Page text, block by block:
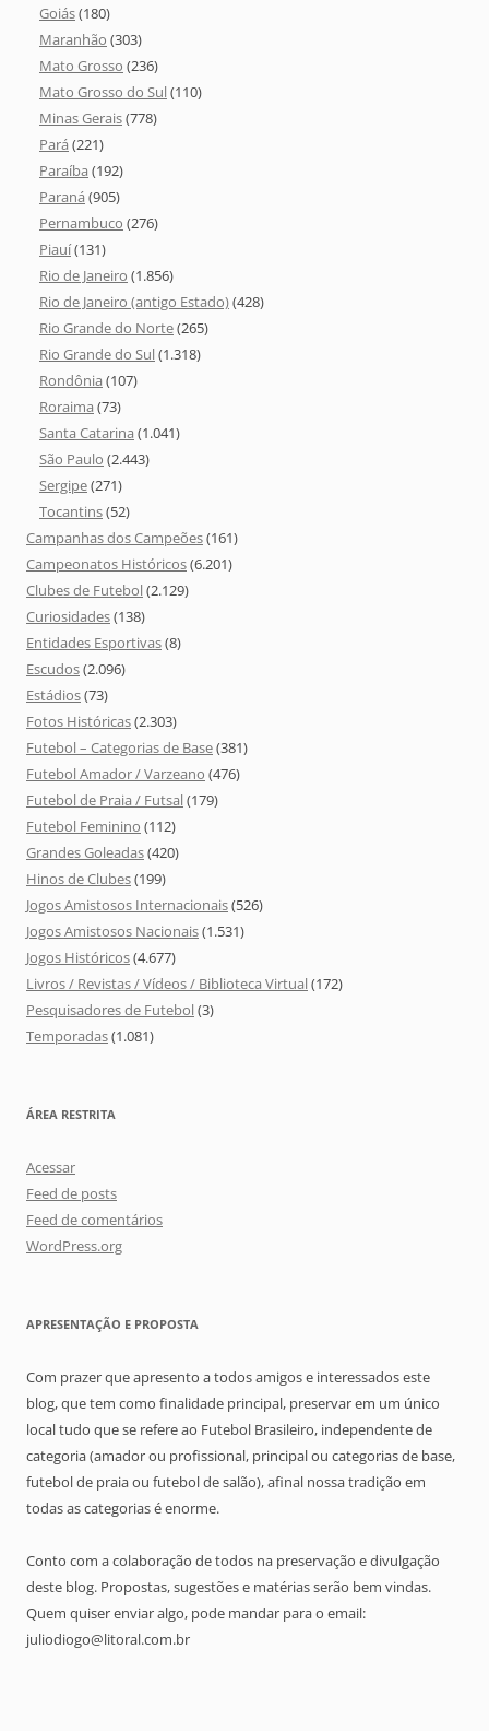
Goiás(180)
Maranhão (303)
Mato Grosso (236)
Mato Grosso do Sul(110)
Minas Gerais(778)
Pará (221)
Paraíba (192)
Paraná (905)
Pernambuco (276)
Piauí(131)
Rio de Janeiro (1.856)
Rio de Janeiro (antigo Estado)(428)
Rio Grande do Norte(265)
Rio Grande do Sul(1.318)
Rondônia (107)
Roraima (73)
Santa Catarina (1.041)
São Paulo (2.443)
Sergipe(271)
Tocantins(52)
Campanhas dos Campeões(161)
Campeonatos Históricos(6.201)
Clubes de Futebol(2.129)
Curiosidades(138)
Entidades Esportivas(8)
Escudos(2.096)
Estádios(73)
Fotos Históricas(2.303)
Futebol – Categorias de Base(381)
Futebol Amador / Varzeano (476)
Futebol de Praia / Futsal(179)
Futebol Feminino (112)
Grandes Goleadas(420)
Hinos de Clubes(199)
Jogos Amistosos Internacionais(526)
Jogos Amistosos Nacionais(1.531)
Jogos Históricos(4.677)
Livros / Revistas / Vídeos / Biblioteca Virtual(172)
Pesquisadores de Futebol(3)
Temporadas(1.081)
ÁREA RESTRITA
Acessar
Feed de posts
Feed de comentários
WordPress.org
APRESENTAÇÃO E PROPOSTA
Com prazer que apresento a todos amigos e interessados este
blog, que tem como finalidade principal, preservar em um único
local tudo que se refere ao Futebol Brasileiro, independente de
categoria (amador ou profissional, principal ou categorias de base,
futebol de praia ou futebol de salão), afinal nossa tradição em
todas as categorias é enorme.
Conto com a colaboração de todos na preservação e divulgação
deste blog. Propostas, sugestões e matérias serão bem vindas.
Quem quiser enviar algo, pode mandar para o email:
juliodiogo@litoral.com.br